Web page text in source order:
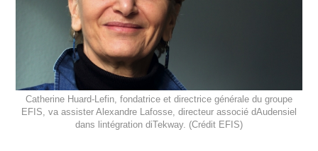
Catherine Huard-Lefin, fondatrice et directrice générale du groupe
EFIS, va assister Alexandre Lafosse, directeur associé dAudensiel
dans lintégration diTekway. (Crédit EFIS)